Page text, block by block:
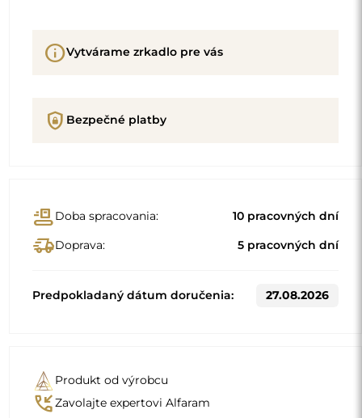
infoVytvárame zrkadlo pre vás
shield_lock Bezpečné platby
conveyor_beltDoba spracovania: 10 pracovných dní
delivery_truck_speedDoprava: 5 pracovných dní
Predpokladaný dátum doručenia: 27.08.2026
Produkt od výrobcu
phone_callbackZavolajte expertovi Alfaram